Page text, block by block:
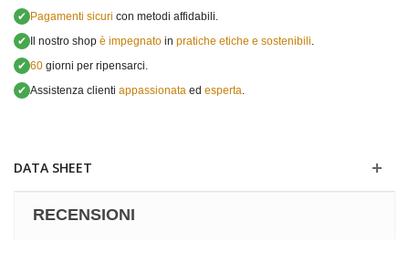
✔ Pagamenti sicuri con metodi affidabili.
✔
Il nostro shop è impegnato in pratiche etiche e sostenibili.
✔ 60 giorni per ripensarci.
✔ Assistenza clienti appassionata ed esperta.
DATA SHEET
RECENSIONI